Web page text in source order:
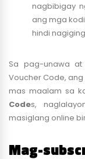
nagbibigay
ang mga
hindi
Sa pag-unawa
Voucher Code,
mas maalam sa
Codes,
masiglang online
Mag-